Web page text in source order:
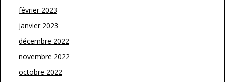
février 2023
janvier 2023
décembre 2022
novembre 2022
octobre 2022